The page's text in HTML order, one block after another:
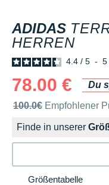
ADIDAS
HERREN
4.4 / 5 - 5
78.00 €
Du
Unverbindliche
100.0€ Empfohlener
Finde in unserer
Größentabelle